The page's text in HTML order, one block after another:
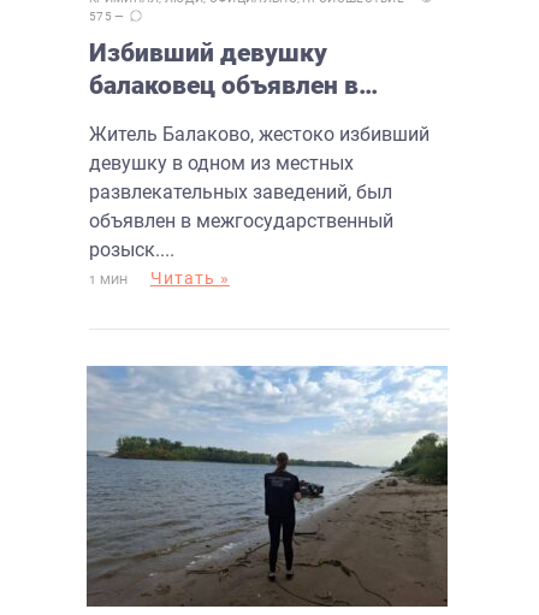
575 —
Избивший девушку
балаковец объявлен в
Житель Балаково, жестоко избивший
девушку в одном из местных
развлекательных заведений, был
объявлен в межгосударственный
розыск....
1 МИН Читать »